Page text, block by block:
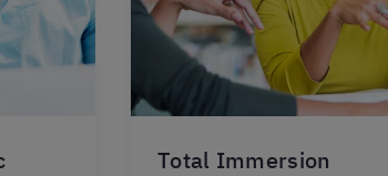
Total Immersion